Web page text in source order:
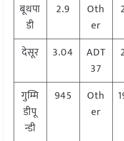
बूथपा
डी
2.9
Oth
er
देसूर 3.04
ADT
37
गुम्मि
डीपू
न्डी
945
Oth
er